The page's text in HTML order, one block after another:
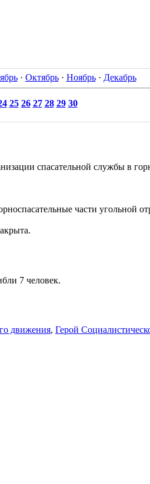
· Октябрь· Ноябрь· Декабрь
25 26 27 28 29 30
спасательной службы в
части угольной
7 человек.
движения, Герой